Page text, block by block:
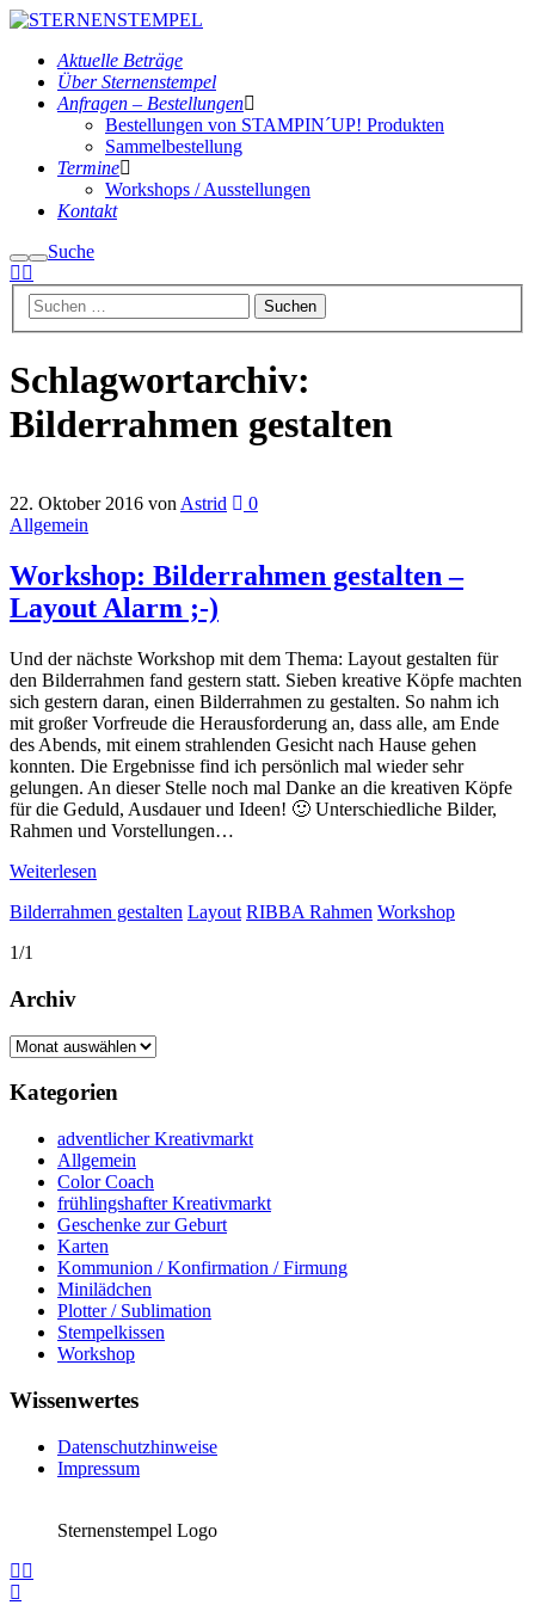
Aktuelle Beträge
Über Sternenstempel
Anfragen – Bestellungen
Bestellungen von STAMPIN´UP! Produkten
Sammelbestellung
Termine
Workshops / Ausstellungen
Kontakt
Suchen
Hauptmenü
Suche
Schlagwortarchiv:
Bilderrahmen gestalten
22. Oktober 2016 vonAstrid
0
Allgemein
Workshop: Bilderrahmen gestalten –
Layout Alarm ;-)
Und der nächste Workshop mit dem Thema: Layout gestalten für
den Bilderrahmen fand gestern statt. Sieben kreative Köpfe machten
sich gestern daran, einen Bilderrahmen zu gestalten. So nahm ich
mit großer Vorfreude die Herausforderung an, dass alle, am Ende
des Abends, mit einem strahlenden Gesicht nach Hause gehen
konnten. Die Ergebnisse find ich persönlich mal wieder sehr
gelungen. An dieser Stelle noch mal Danke an die kreativen Köpfe
für die Geduld, Ausdauer und Ideen! 🙂 Unterschiedliche Bilder,
Rahmen und Vorstellungen…
Weiterlesen
Bilderrahmen gestalten Layout RIBBA Rahmen Workshop
1/1
Archiv
Archiv
Kategorien
adventlicher Kreativmarkt
Allgemein
Color Coach
frühlingshafter Kreativmarkt
Geschenke zur Geburt
Karten
Kommunion / Konfirmation / Firmung
Minilädchen
Plotter / Sublimation
Stempelkissen
Workshop
Wissenwertes
Datenschutzhinweise
Impressum
Sternenstempel Logo